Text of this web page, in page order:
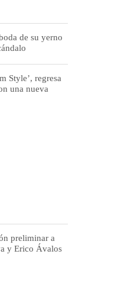
de su yerno
Style’, regresa
una nueva
preliminar a
y Erico Ávalos